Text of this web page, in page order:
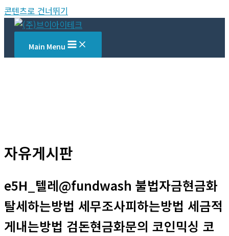
콘텐츠로 건너뛰기
Main Menu
자유게시판
e5H_텔레@fundwash 불법자금현금화
탈세하는방법 세무조사피하는방법 세금적
게내는방법 검돈현금화문의 코인믹싱 코